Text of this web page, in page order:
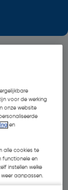
voor de werking
onze website
en
alle cookies te
functionele en
instellen welke
aanpassen.